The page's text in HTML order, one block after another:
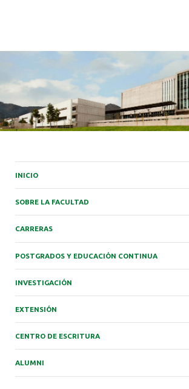
INICIO
SOBRE LA FACULTAD
CARRERAS
POSTGRADOS Y EDUCACIÓN CONTINUA
INVESTIGACIÓN
EXTENSIÓN
CENTRO DE ESCRITURA
ALUMNI